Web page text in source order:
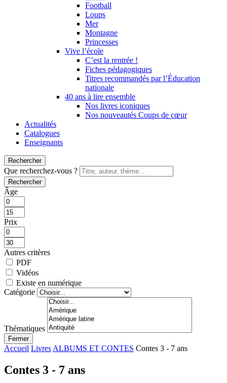
Football
Loups
Mer
Montagne
Princesses
Vive l’école
C’est la rentrée !
Fiches pédagogiques
Titres recommandés par l’Éducation
nationale
40 ans à lire ensemble
Nos livres iconiques
Nos nouveautés Coups de cœur
Actualités
Catalogues
Enseignants
Rechercher
Que recherchez-vous ?
Rechercher
Âge
Prix
Autres critères
PDF
Vidéos
Existe en numérique
Catégorie
Thématiques
Fermer
Accueil Livres ALBUMS ET CONTES Contes 3 - 7 ans
Contes 3 - 7 ans